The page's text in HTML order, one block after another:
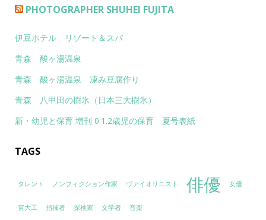
PHOTOGRAPHER SHUHEI FUJITA
伊豆ホテル リゾート＆スパ
青森 酸ヶ湯温泉
青森 酸ヶ湯温泉 凍み豆腐作り
青森 八甲田の樹氷（日本三大樹氷）
新・幼児と保育 増刊 0.1.2歳児の保育 夏号表紙
TAGS
タレント ノンフィクション作家 ヴァイオリニスト 俳優 女優
宮大工 指揮者 探検家 文学者 音楽